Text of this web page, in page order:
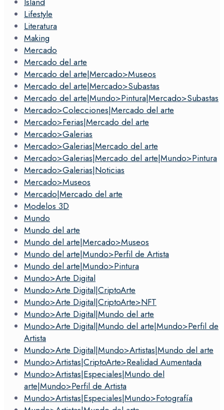
Lifestyle
Literatura
Making
Mercado
Mercado del arte
Mercado del arte|Mercado>Museos
Mercado del arte|Mercado>Subastas
Mercado del arte|Mundo>Pintura|Mercado>Subastas
Mercado>Colecciones|Mercado del arte
Mercado>Ferias|Mercado del arte
Mercado>Galerias
Mercado>Galerias|Mercado del arte
Mercado>Galerias|Mercado del arte|Mundo>Pintura
Mercado>Galerias|Noticias
Mercado>Museos
Mercado|Mercado del arte
Modelos 3D
Mundo
Mundo del arte
Mundo del arte|Mercado>Museos
Mundo del arte|Mundo>Perfil de Artista
Mundo del arte|Mundo>Pintura
Mundo>Arte Digital
Mundo>Arte Digital|CriptoArte
Mundo>Arte Digital|CriptoArte>NFT
Mundo>Arte Digital|Mundo del arte
Mundo>Arte Digital|Mundo del arte|Mundo>Perfil de
Artista
Mundo>Arte Digital|Mundo>Artistas|Mundo del arte
Mundo>Artistas|CriptoArte>Realidad Aumentada
Mundo>Artistas|Especiales|Mundo del
arte|Mundo>Perfil de Artista
Mundo>Artistas|Especiales|Mundo>Fotografía